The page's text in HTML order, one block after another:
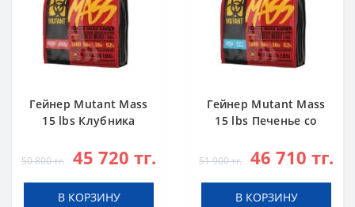
Гейнер Mutant Mass
15 lbs Клубника
50 800 тг. 45 720 тг.
В КОРЗИНУ
Гейнер Mutant Mass
15 lbs Печенье со
51 900 тг. 46 710 тг.
В КОРЗИНУ